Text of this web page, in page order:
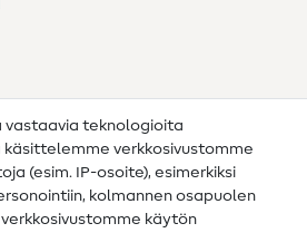
vastaavia teknologioita
verkkosivustomme
(esim. IP-osoite), esimerkiksi
kolmannen osapuolen
käytön